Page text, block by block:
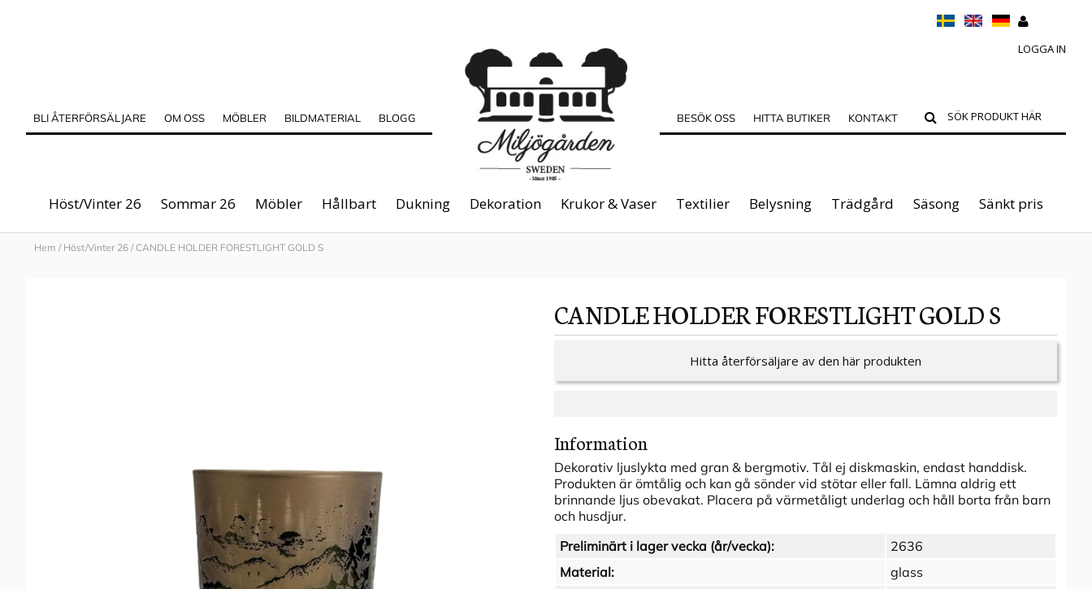
LOGGA IN
BLI ÅTERFÖRSÄLJARE OM OSS MÖBLER BILDMATERIAL BLOGG BESÖK OSS HITTA BUTIKER KONTAKT
Höst/Vinter 26 Sommar 26 Möbler Hållbart Dukning Dekoration Krukor & Vaser Textilier Belysning Trädgård Säsong Sänkt pris
Hem / Höst/Vinter 26 / CANDLE HOLDER FORESTLIGHT GOLD S
CANDLE HOLDER FORESTLIGHT GOLD S
Hitta återförsäljare av den här produkten
Information
Dekorativ ljuslykta med gran & bergmotiv. Tål ej diskmaskin, endast handdisk.
Produkten är ömtålig och kan gå sönder vid stötar eller fall. Lämna aldrig ett
brinnande ljus obevakat. Placera på värmetåligt underlag och håll borta från barn
och husdjur.
Preliminärt i lager vecka (år/vecka):
2636
Material:
glass